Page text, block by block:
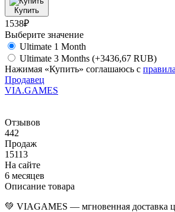
Купить
1538₽
Выберите значение
Ultimate 1 Month
Ultimate 3 Months (+3436,67 RUB)
Нажимая «Купить» соглашаюсь с
Продавец
VIA.GAMES
Отзывов
442
Продаж
15113
На сайте
6 месяцев
Описание товара
💚 VIAGAMES — мгновенная доставка